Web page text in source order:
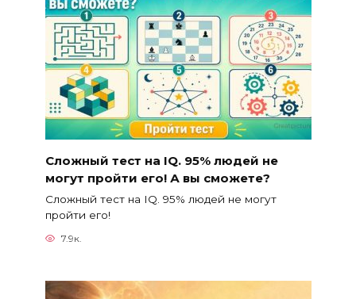
Сложный тест на IQ. 95% людей не
могут пройти его! А вы сможете?
Сложный тест на IQ. 95% людей не могут
пройти его!
7.9к.